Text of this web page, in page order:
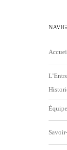
Équipe